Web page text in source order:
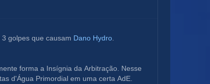
golpes que causam Dano Hydro
forma a Insígnia da Arbitração. Nesse
d'Água Primordial em uma certa AdE.